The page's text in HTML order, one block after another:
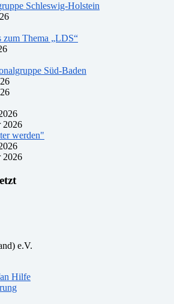
Schleswig-Holstein
zum Thema „LDS“
Süd-Baden
2026
werden"
2026
e.V.
Hilfe